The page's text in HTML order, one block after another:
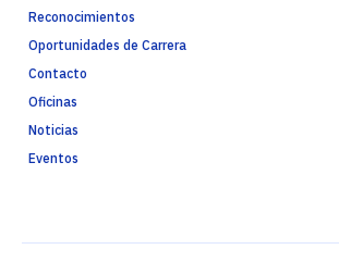
Reconocimientos
Oportunidades de Carrera
Contacto
Oficinas
Noticias
Eventos